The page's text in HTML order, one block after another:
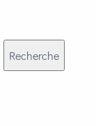
Recherche